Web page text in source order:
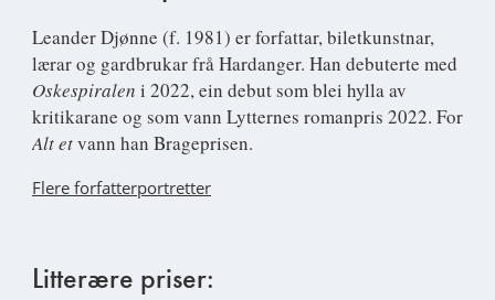
Leander Djønne (f. 1981) er forfattar, biletkunstnar,
lærar og gardbrukar frå Hardanger. Han debuterte med
Oskespiralen i 2022, ein debut som blei hylla av
kritikarane og som vann Lytternes romanpris 2022. For
Alt etvann han Brageprisen.
Flere forfatterportretter
Litterære priser: